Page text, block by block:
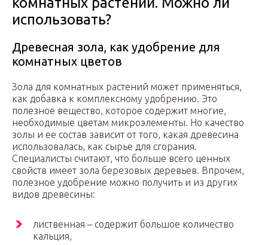
использовать?
Древесная зола, как удобрение для
комнатных цветов
Зола для комнатных растений может применяться,
как добавка к комплексному удобрению. Это
полезное вещество, которое содержит многие,
необходимые цветам микроэлементы. Но качество
золы и ее состав зависит от того, какая древесина
использовалась, как сырье для сгорания.
Специалисты считают, что больше всего ценных
свойств имеет зола березовых деревьев. Впрочем,
полезное удобрение можно получить и из других
видов древесины:
лиственная – содержит большое количество
кальция,